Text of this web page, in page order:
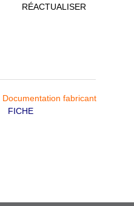
RÉACTUALISER
Documentation fabricant
FICHE